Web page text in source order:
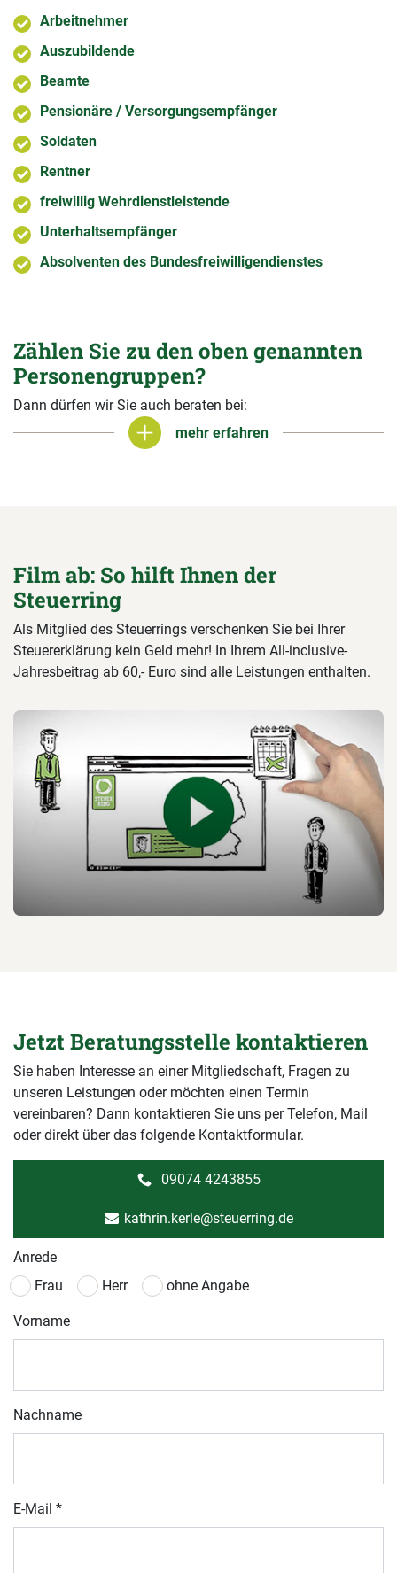
Arbeitnehmer
Auszubildende
Beamte
Pensionäre / Versorgungsempfänger
Soldaten
Rentner
freiwillig Wehrdienstleistende
Unterhaltsempfänger
Absolventen des Bundesfreiwilligendienstes
Zählen Sie zu den oben genannten
Personengruppen?
Dann dürfen wir Sie auch beraten bei:
mehr erfahren
mehr erfahren
Film ab: So hilft Ihnen der
Steuerring
Als Mitglied des Steuerrings verschenken Sie bei Ihrer
Steuererklärung kein Geld mehr! In Ihrem All-inclusive-
Jahresbeitrag ab 60,- Euro sind alle Leistungen enthalten.
Jetzt Beratungsstelle kontaktieren
Sie haben Interesse an einer Mitgliedschaft, Fragen zu
unseren Leistungen oder möchten einen Termin
vereinbaren? Dann kontaktieren Sie uns per Telefon, Mail
oder direkt über das folgende Kontaktformular.
09074 4243855
kathrin.kerle@steuerring.de
Anrede
Frau
Herr ohne Angabe
Vorname
Nachname
E-Mail *